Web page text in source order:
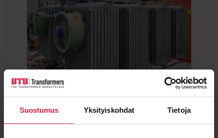
Suostumus Yksityiskohdat Tietoja